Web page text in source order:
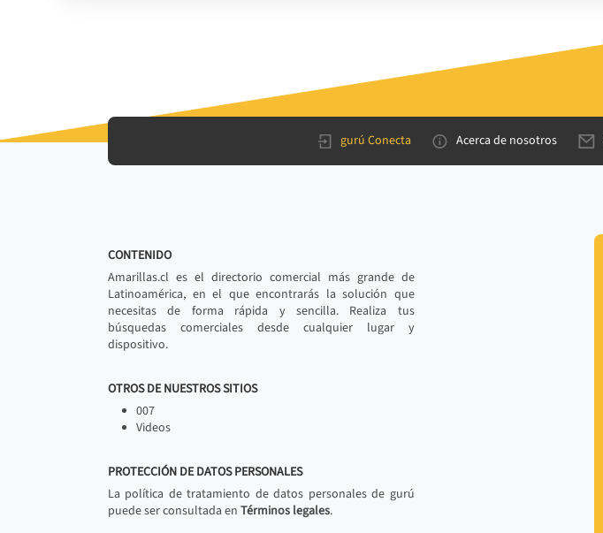
gurú Conecta Acerca de nosotros
CONTENIDO
Amarillas.cl es el directorio comercial más grande de
Latinoamérica, en el que encontrarás la solución que
necesitas de forma rápida y sencilla. Realiza tus
búsquedas comerciales desde cualquier lugar y
dispositivo.
OTROS DE NUESTROS SITIOS
007
Videos
PROTECCIÓN DE DATOS PERSONALES
La política de tratamiento de datos personales de gurú
puede ser consultada en Términos legales.